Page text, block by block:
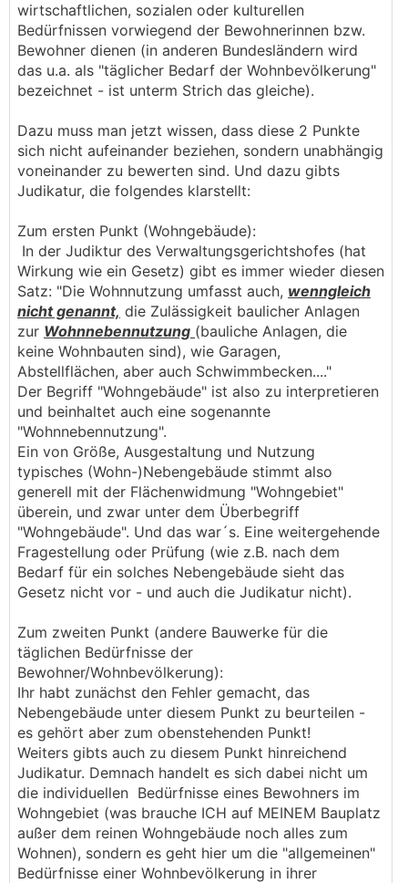
wirtschaftlichen, sozialen oder kulturellen
Bedürfnissen vorwiegend der Bewohnerinnen bzw.
Bewohner dienen (in anderen Bundesländern wird
das u.a. als "täglicher Bedarf der Wohnbevölkerung"
bezeichnet - ist unterm Strich das gleiche).
Dazu muss man jetzt wissen, dass diese 2 Punkte
sich nicht aufeinander beziehen, sondern unabhängig
voneinander zu bewerten sind. Und dazu gibts
Judikatur, die folgendes klarstellt:
Zum ersten Punkt (Wohngebäude):
In der Judiktur des Verwaltungsgerichtshofes (hat
Wirkung wie ein Gesetz) gibt es immer wieder diesen
Satz: "Die Wohnnutzung umfasst auch, wenngleich
nicht genannt, die Zulässigkeit baulicher Anlagen
zur Wohnnebennutzung (bauliche Anlagen, die
keine Wohnbauten sind), wie Garagen,
Abstellflächen, aber auch Schwimmbecken...."
Der Begriff "Wohngebäude" ist also zu interpretieren
und beinhaltet auch eine sogenannte
"Wohnnebennutzung".
Ein von Größe, Ausgestaltung und Nutzung
typisches (Wohn-)Nebengebäude stimmt also
generell mit der Flächenwidmung "Wohngebiet"
überein, und zwar unter dem Überbegriff
"Wohngebäude". Und das war´s. Eine weitergehende
Fragestellung oder Prüfung (wie z.B. nach dem
Bedarf für ein solches Nebengebäude sieht das
Gesetz nicht vor - und auch die Judikatur nicht).
Zum zweiten Punkt (andere Bauwerke für die
täglichen Bedürfnisse der
Bewohner/Wohnbevölkerung):
Ihr habt zunächst den Fehler gemacht, das
Nebengebäude unter diesem Punkt zu beurteilen -
es gehört aber zum obenstehenden Punkt!
Weiters gibts auch zu diesem Punkt hinreichend
Judikatur. Demnach handelt es sich dabei nicht um
die individuellen Bedürfnisse eines Bewohners im
Wohngebiet (was brauche ICH auf MEINEM Bauplatz
außer dem reinen Wohngebäude noch alles zum
Wohnen), sondern es geht hier um die "allgemeinen"
Bedürfnisse einer Wohnbevölkerung in ihrer